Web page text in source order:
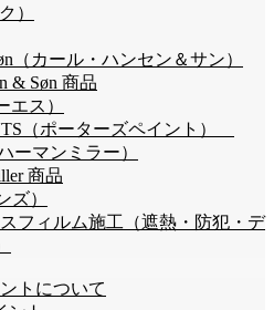
）
（カール・ハンセン＆サン）
& Søn 商品
エス）
（ポーターズペイント）
ーマンミラー）
商品
ズ）
フィルム施工（遮熱・防犯・デ
トについて